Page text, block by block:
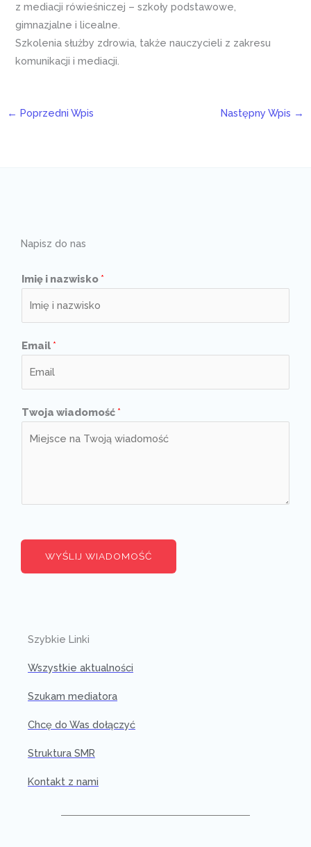
z mediacji rówieśniczej – szkoły podstawowe,
gimnazjalne i licealne.
Szkolenia służby zdrowia, także nauczycieli z zakresu
komunikacji i mediacji.
← Poprzedni Wpis Następny Wpis →
Napisz do nas
Imię i nazwisko *
Email *
Twoja wiadomość *
WYŚLIJ WIADOMOŚĆ
Szybkie Linki
Wszystkie aktualności
Szukam mediatora
Chcę do Was dołączyć
Struktura SMR
Kontakt z nami